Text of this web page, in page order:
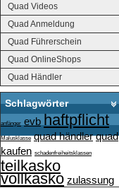
Quad Videos
Quad Anmeldung
Quad Führerschein
Quad OnlineShops
Quad Händler
Schlagwörter
anfänger evb haftpflicht
Malusklasse quad händler quad
kaufen schadenfreiheitsklassen
teilkasko
vollkasko zulassung